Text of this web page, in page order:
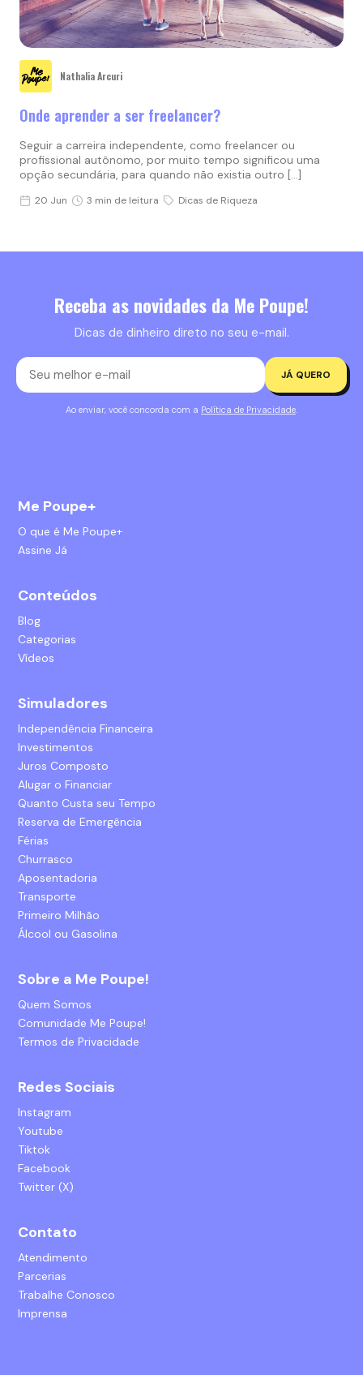
Nathalia Arcuri
Onde aprender a ser freelancer?
Seguir a carreira independente, como freelancer ou
profissional autônomo, por muito tempo significou uma
opção secundária, para quando não existia outro […]
20 Jun 3 min de leitura Dicas de Riqueza
Receba as novidades da Me Poupe!
Dicas de dinheiro direto no seu e-mail.
JÁ QUERO
Ao enviar, você concorda com a Política de Privacidade.
Me Poupe+
O que é Me Poupe+
Assine Já
Conteúdos
Blog
Categorias
Vídeos
Simuladores
Independência Financeira
Investimentos
Juros Composto
Alugar o Financiar
Quanto Custa seu Tempo
Reserva de Emergência
Férias
Churrasco
Aposentadoria
Transporte
Primeiro Milhão
Álcool ou Gasolina
Sobre a Me Poupe!
Quem Somos
Comunidade Me Poupe!
Termos de Privacidade
Redes Sociais
Instagram
Youtube
Tiktok
Facebook
Twitter (X)
Contato
Atendimento
Parcerias
Trabalhe Conosco
Imprensa